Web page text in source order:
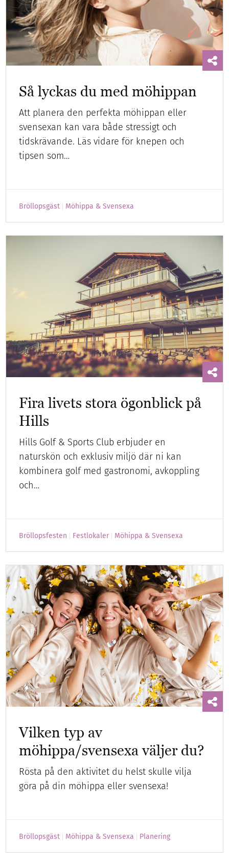
Så lyckas du med möhippan
Att planera den perfekta möhippan eller
svensexan kan vara både stressigt och
tidskrävande. Läs vidare för knepen och
tipsen som…
Bröllopsgäst Möhippa & Svensexa
Fira livets stora ögonblick på
Hills
Hills Golf & Sports Club erbjuder en
naturskön och exklusiv miljö där ni kan
kombinera golf med gastronomi, avkoppling
och…
Bröllopsfesten Festlokaler Möhippa & Svensexa
Vilken typ av
möhippa/svensexa väljer du?
Rösta på den aktivitet du helst skulle vilja
göra på din möhippa eller svensexa!
Bröllopsgäst Möhippa & Svensexa Planering